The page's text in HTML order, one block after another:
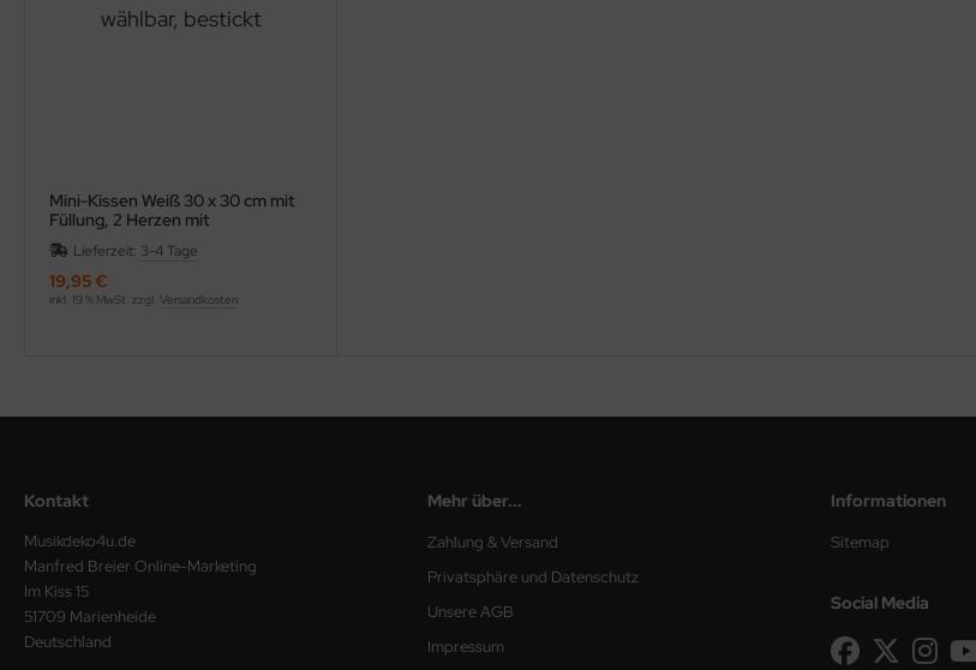
Mini-Kissen Weiß 30 x 30 cm mit
Füllung, 2 Herzen mit
Notenschlüssel wählbar, bestickt
Lieferzeit: 3-4 Tage
19,95 €
inkl. 19 % MwSt. zzgl. Versandkosten
Kontakt
Musikdeko4u.de
Manfred Breier Online-Marketing
Im Kiss 15
51709 Marienheide
Deutschland
Mehr über...
Zahlung & Versand
Privatsphäre und Datenschutz
Unsere AGB
Impressum
Informationen
Sitemap
Social Media